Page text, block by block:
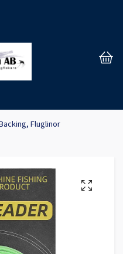
Fluglinor